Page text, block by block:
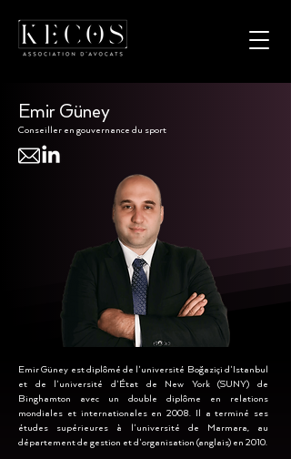
Emir Güney
Conseiller en gouvernance du sport
Emir Güney est diplômé de l'université Boğaziçi d'Istanbul
et de l'université d'État de New York (SUNY) de
Binghamton avec un double diplôme en relations
mondiales et internationales en 2008. Il a terminé ses
études supérieures à l'université de Marmara, au
département de gestion et d'organisation (anglais) en 2010.